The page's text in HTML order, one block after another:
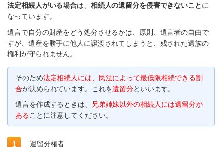
法定相続人がいる場合は、 相続人の遺留分を侵害できないことに
なっています。
遺言で自分の財産をどう処分させるかは、原則、遺言者の自由で
すが、遺産を勝手に他人に譲渡されてしまうと、残された遺族の
権利が守られません。
そのため法定相続人には、民法によって最低限相続できる割
合が決められています。これを遺留分といいます。
遺言を作成するときは、
兄弟姉妹以外の相続人には遺留分が
あることに注意してください。
遺留分権者